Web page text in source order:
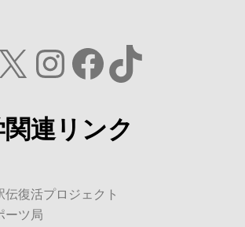
X Instagram
Facebook
TikTok
連リンク
復活プロジェクト
ーツ局